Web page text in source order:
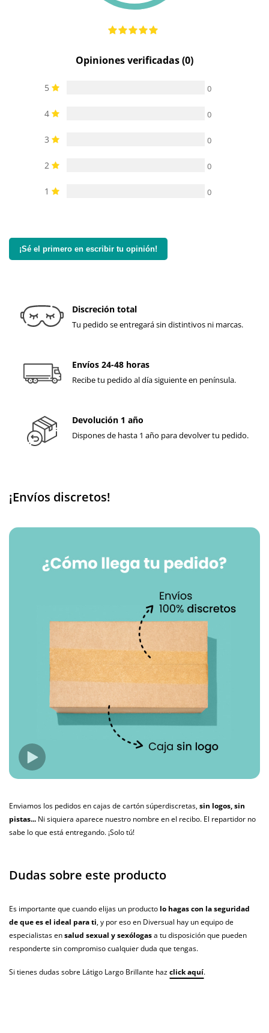
Opiniones verificadas (0)
5 0
4 0
3 0
2 0
1 0
¡Sé el primero en escribir tu opinión!
Discreción total
Tu pedido se entregará sin distintivos ni marcas.
Envíos 24-48 horas
Recibe tu pedido al día siguiente en península.
Devolución 1 año
Dispones de hasta 1 año para devolver tu pedido.
¡Envíos discretos!
Enviamos los pedidos en cajas de cartón súperdiscretas,sin logos, sin
pistas... Ni siquiera aparece nuestro nombre en el recibo. El repartidor no
sabe lo que está entregando. ¡Solo tú!
Dudas sobre este producto
Es importante que cuando elijas un producto lo hagas con la seguridad
de que es el ideal para ti, y por eso en Diversual hay un equipo de
especialistas ensalud sexual y sexólogasa tu disposición que pueden
responderte sin compromiso cualquier duda que tengas.
Si tienes dudas sobre Látigo Largo Brillante hazclick aquí.